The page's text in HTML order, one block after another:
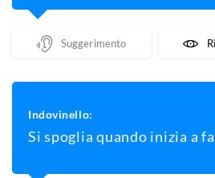
Mostra Un Suggerimento Mostra La
Indovinello:
Si spoglia quando inizia a